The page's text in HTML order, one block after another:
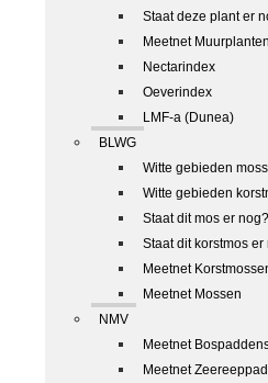
Staat deze plant er
Meetnet Muurplanten
Nectarindex
Oeverindex
LMF-a (Dunea)
BLWG
Witte gebieden
Witte gebieden
Staat dit mos er nog?
Staat dit korstmos er
Meetnet
Meetnet Mossen
NMV
Meetnet
Meetnet